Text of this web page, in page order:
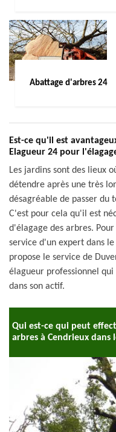
Abattage d'arbres 24
Est-ce qu'il est
Elagueur 24 pour
Les jardins sont des lieux
détendre après une très
désagréable de passer du
C'est pour cela qu'il est
d'élagage des arbres.
service d'un expert dans
propose le service de
élagueur professionnel
dans son actif.
Qui est-ce qui peut
arbres à Cendrieux dans